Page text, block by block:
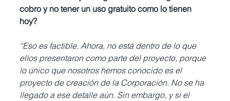
cobro y no tener un uso gratuito como lo tienen
hoy?
“Eso es factible. Ahora, no está dentro de lo que
ellos presentaron como parte del proyecto, porque
lo único que nosotros hemos conocido es el
proyecto de creación de la Corporación. No se ha
llegado a ese detalle aún. Sin embargo, y si el